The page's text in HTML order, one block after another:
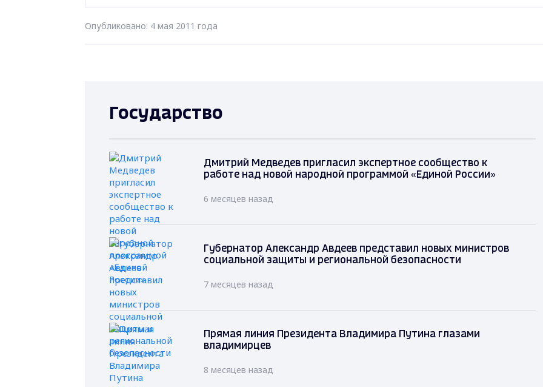
Опубликовано: 4 мая 2011 года
Государство
Дмитрий Медведев пригласил экспертное сообщество к
работе над новой народной программой «Единой России»
6 месяцев назад
Губернатор Александр Авдеев представил новых министров
социальной защиты и региональной безопасности
7 месяцев назад
Прямая линия Президента Владимира Путина глазами
владимирцев
8 месяцев назад